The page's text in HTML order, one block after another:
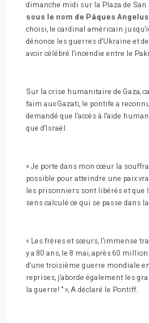
dimanche midi sur la Plaza de San
sous le nom de Pâques
choisi, le cardinal américain
dénonce les guerres d'Ukraine et
avoir célébré l'incendie entre le
Sur la crise humanitaire de Gaza,
faim aux Gazati, le pontife a
demandé que l'accès à l'aide
que d'Israël.
« Je porte dans mon cœur la
possible pour atteindre une paix
les prisonniers sont libérés et que
sens calculé ce qui se passe dans
« Les frères et sœurs, l'immense
y a 80 ans, le 8 mai, après 60
d'une troisième guerre mondiale
reprises, j'aborde également les
la guerre! '' », A déclaré le Pontiff.